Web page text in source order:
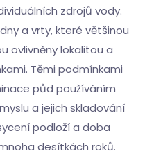
zdrojů vody.
a vrty, které většinou
ovlivněny lokalitou a
Těmi podmínkami
půd používáním
a jejich skladování
podloží a doba
desítkách roků.